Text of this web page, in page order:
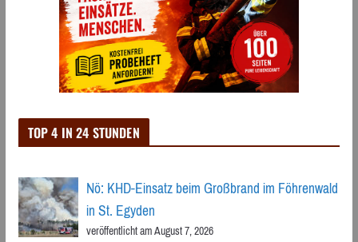
TOP 4 IN 24 STUNDEN
Nö: KHD-Einsatz beim Großbrand im Föhrenwald
in St. Egyden
veröffentlicht am August 7, 2026